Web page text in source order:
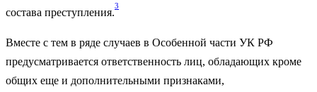
состава преступления.
3
Вместе с тем в ряде случаев в Особенной части УК РФ
предусматривается ответственность лиц, обладающих кроме
общих еще и дополнительными признаками,